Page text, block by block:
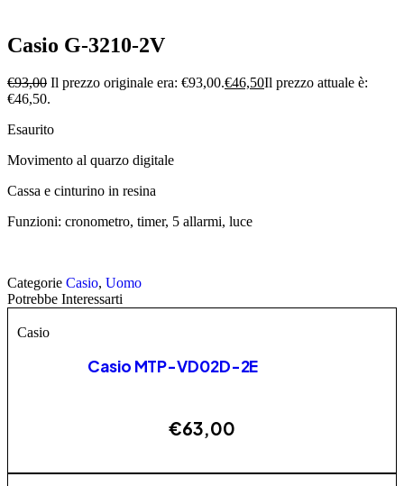
Casio G-3210-2V
€93,00 Il prezzo originale era: €93,00.€46,50Il prezzo attuale è:
€46,50.
Esaurito
Movimento al quarzo digitale
Cassa e cinturino in resina
Funzioni: cronometro, timer, 5 allarmi, luce
Categorie Casio, Uomo
Potrebbe Interessarti
Casio
Casio MTP-VD02D-2E
€63,00